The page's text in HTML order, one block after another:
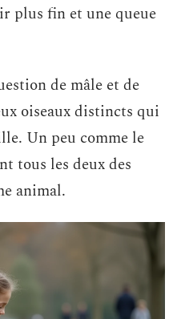
plus fin et une queue
de mâle et de
oiseaux distincts qui
Un peu comme le
tous les deux des
animal.